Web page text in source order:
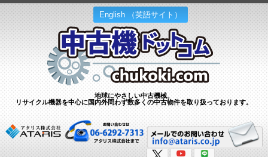
English （英語サイト）
地球にやさしい中古機械。
リサイクル機器を中心に国内外問わず数多くの中古物件を取り扱っております。